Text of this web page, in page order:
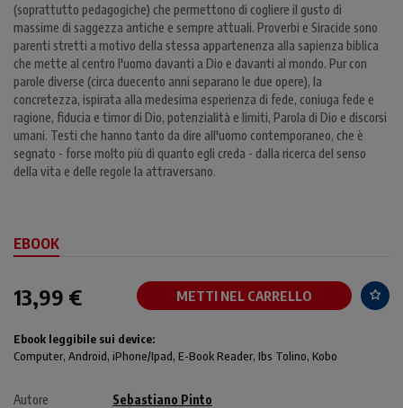
(soprattutto pedagogiche) che permettono di cogliere il gusto di
massime di saggezza antiche e sempre attuali. Proverbi e Siracide sono
parenti stretti a motivo della stessa appartenenza alla sapienza biblica
che mette al centro l'uomo davanti a Dio e davanti al mondo. Pur con
parole diverse (circa duecento anni separano le due opere), la
concretezza, ispirata alla medesima esperienza di fede, coniuga fede e
ragione, fiducia e timor di Dio, potenzialità e limiti, Parola di Dio e discorsi
umani. Testi che hanno tanto da dire all'uomo contemporaneo, che è
segnato - forse molto più di quanto egli creda - dalla ricerca del senso
della vita e delle regole la attraversano.
EBOOK
13,99 € METTI NEL CARRELLO
Ebook leggibile sui device:
Computer, Android, iPhone/Ipad, E-Book Reader, Ibs Tolino, Kobo
Autore
Sebastiano Pinto